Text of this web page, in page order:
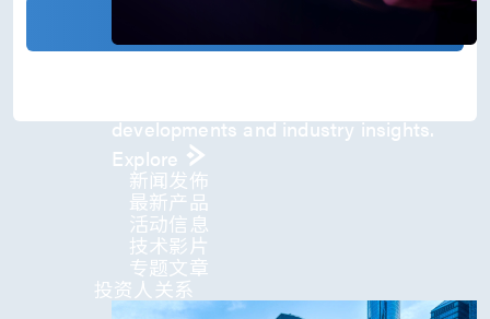
developments and industry insights.
Explore
新闻发佈
最新产品
活动信息
技术影片
专题文章
投资人关系